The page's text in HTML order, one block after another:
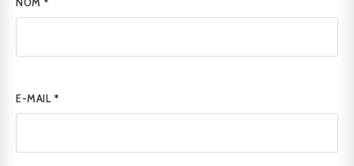
NOM*
E-MAIL *